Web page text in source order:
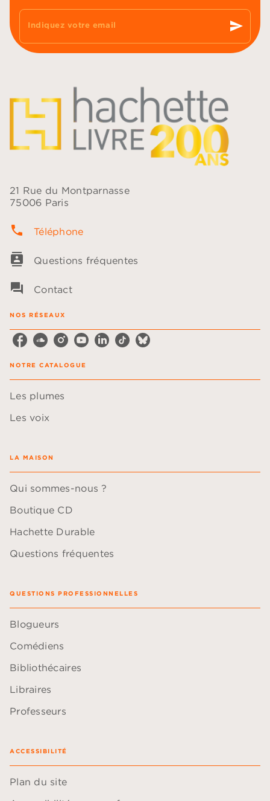
Indiquez votre email send
21 Rue du Montparnasse
75006 Paris
phone Téléphone
contacts Questions fréquentes
question_answer Contact
NOS RÉSEAUX
NOTRE CATALOGUE
Les plumes
Les voix
LA MAISON
Qui sommes-nous ?
Boutique CD
Hachette Durable
Questions fréquentes
QUESTIONS PROFESSIONNELLES
Blogueurs
Comédiens
Bibliothécaires
Libraires
Professeurs
ACCESSIBILITÉ
Plan du site